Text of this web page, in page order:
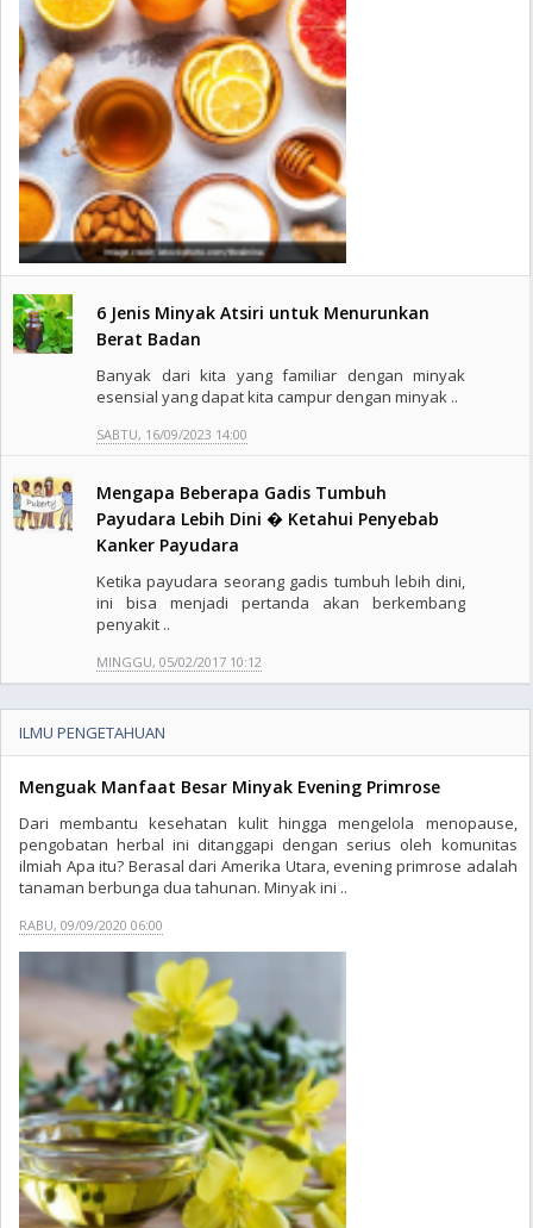
6 Jenis Minyak Atsiri untuk Menurunkan
Berat Badan
Banyak dari kita yang familiar dengan minyak
esensial yang dapat kita campur dengan minyak ..
SABTU, 16/09/2023 14:00
Mengapa Beberapa Gadis Tumbuh
Payudara Lebih Dini � Ketahui Penyebab
Kanker Payudara
Ketika payudara seorang gadis tumbuh lebih dini,
ini bisa menjadi pertanda akan berkembang
penyakit ..
MINGGU, 05/02/2017 10:12
ILMU PENGETAHUAN
Menguak Manfaat Besar Minyak Evening Primrose
Dari membantu kesehatan kulit hingga mengelola menopause,
pengobatan herbal ini ditanggapi dengan serius oleh komunitas
ilmiah Apa itu? Berasal dari Amerika Utara, evening primrose adalah
tanaman berbunga dua tahunan. Minyak ini ..
RABU, 09/09/2020 06:00